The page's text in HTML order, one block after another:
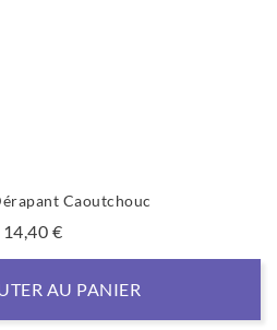
Caoutchouc
14,40 €Prix
AU PANIER